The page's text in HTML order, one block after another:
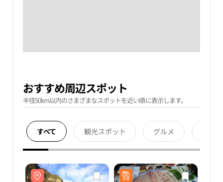
おすすめ周辺スポット
半径50km以内のさまざまなスポットを近い順に表示します。
すべて 観光スポット グルメ